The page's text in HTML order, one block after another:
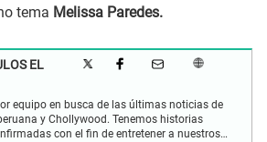
tema Melissa Paredes.
EL
equipo en busca de las últimas noticias de
y Chollywood. Tenemos historias
con el fin de entretener a nuestros